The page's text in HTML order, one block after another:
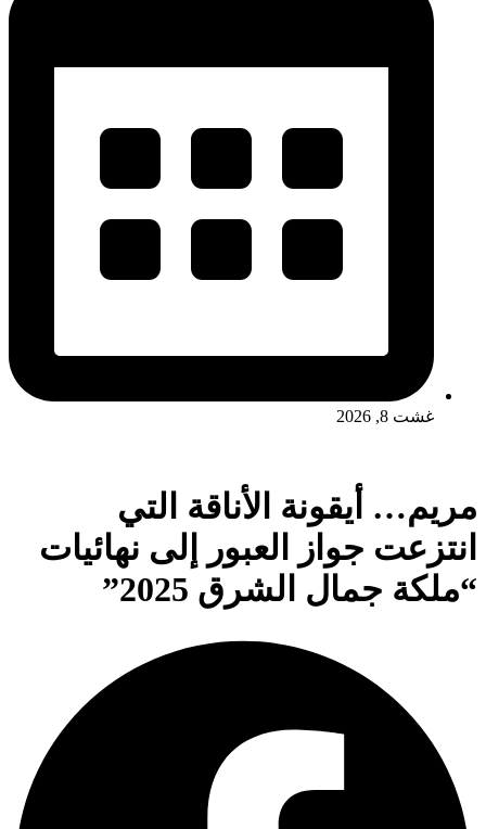
غشت 8, 2026
مريم… أيقونة الأناقة التي
انتزعت جواز العبور إلى نهائيات
“ملكة جمال الشرق 2025”